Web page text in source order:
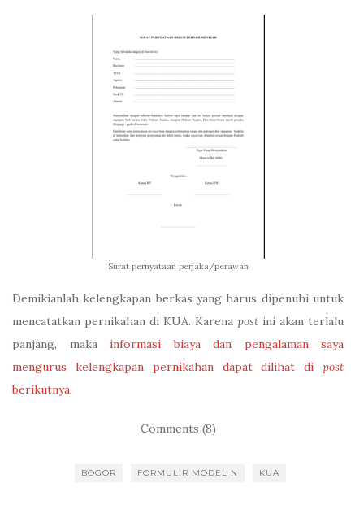
Surat pernyataan perjaka/perawan
Demikianlah kelengkapan berkas yang harus dipenuhi untuk
mencatatkan pernikahan di KUA. Karena post ini akan terlalu
panjang, maka informasi biaya dan pengalaman saya
mengurus kelengkapan pernikahan dapat dilihat di post
berikutnya.
Comments (8)
BOGOR FORMULIR MODEL N KUA